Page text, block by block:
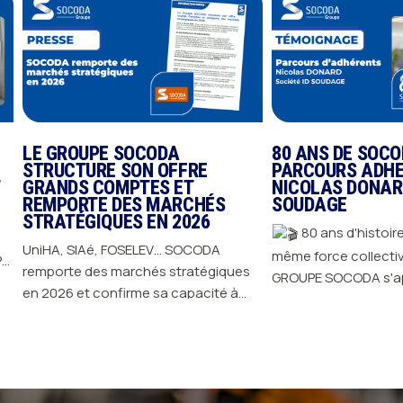
à
80 ANS DE SOCODA –
PARCOURS ADHERENTS –
NICOLAS DONARD – ID
SOUDAGE
80 ans d'histoire, et toujours la
même force collective. Depuis 1946,
GROUPE SOCODA s'appuie sur
l'engagement de ses adhérents pour
riches, portés par leur métier et leur
80 ANS DE
PARCOURS
LAURA
CREQUIT –
En 2026,
ans 80 ans d'histoire, et des
trajectoires
surtout des